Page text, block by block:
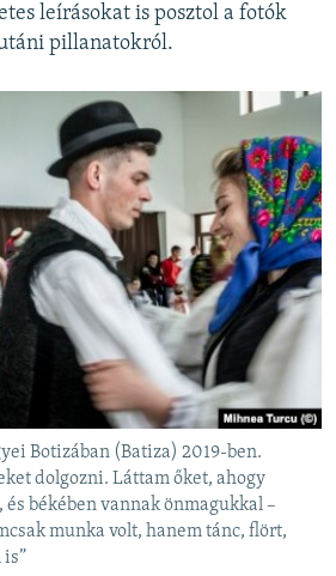
leírásokat is posztol a fotók
pillanatokról.
Botizában (Batiza) 2019-ben.
dolgozni. Láttam őket, ahogy
békében vannak önmagukkal –
munka volt, hanem tánc, flört,
is”